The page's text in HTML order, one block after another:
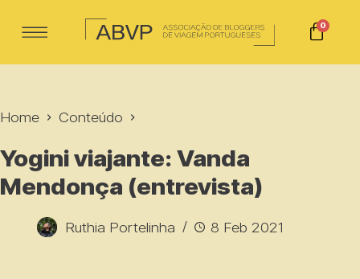
0
Home Conteúdo
Yogini viajante: Vanda
Mendonça (entrevista)
Ruthia Portelinha 8 Feb 2021